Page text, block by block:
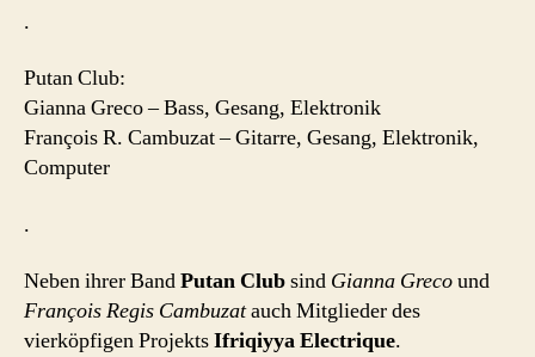
.
Putan Club:
Gianna Greco – Bass, Gesang, Elektronik
François R. Cambuzat – Gitarre, Gesang, Elektronik,
Computer
.
Neben ihrer BandPutan Clubsind Gianna Grecound
François Regis Cambuzatauch Mitglieder des
vierköpfigen ProjektsIfriqiyya Electrique.